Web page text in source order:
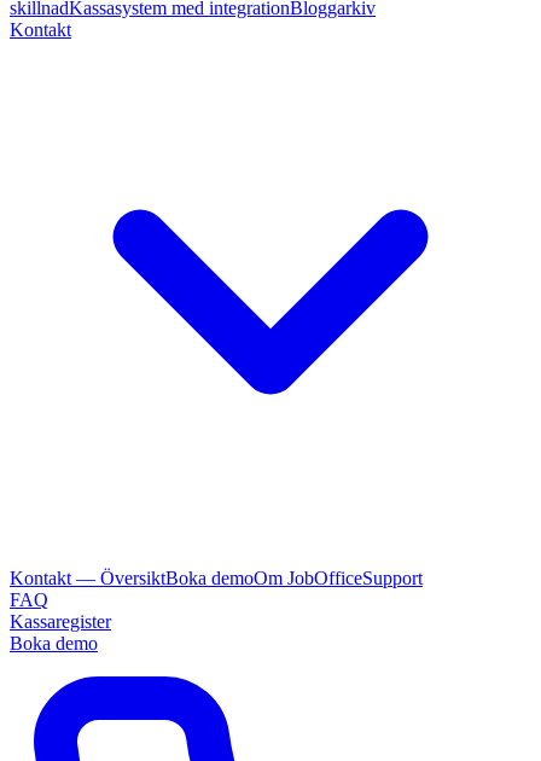
skillnadKassasystem med integrationBloggarkiv
Kontakt
Kontakt — ÖversiktBoka demoOm JobOfficeSupport
FAQ
Kassaregister
Boka demo